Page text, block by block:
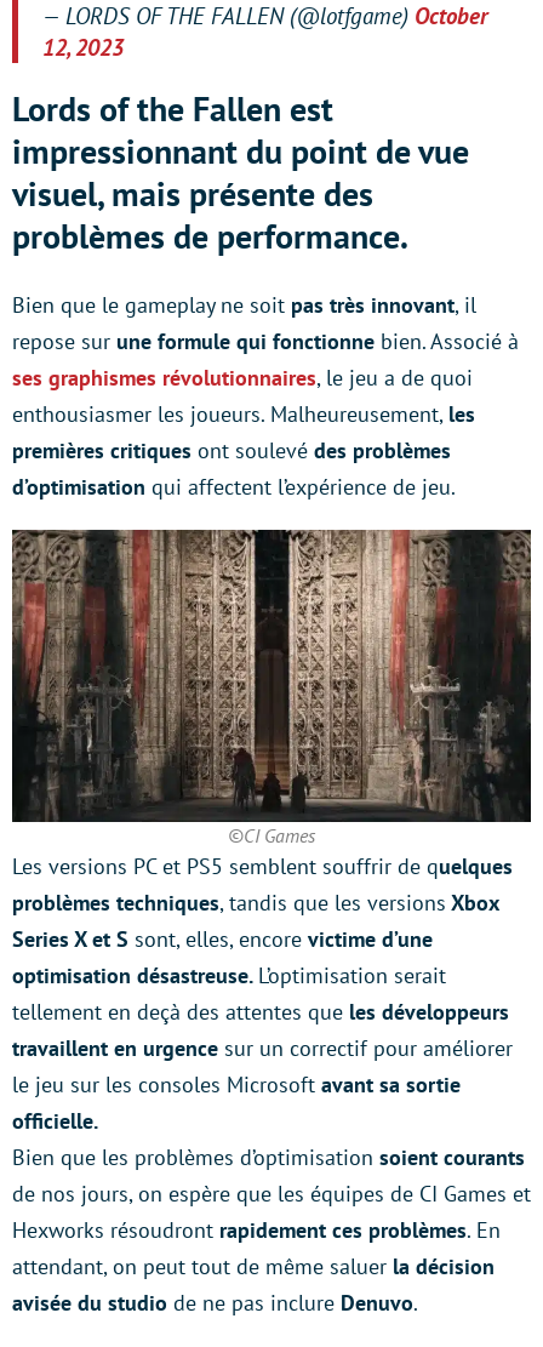
— LORDS OF THE FALLEN (@lotfgame) October
12, 2023
Lords of the Fallen est
impressionnant du point de vue
visuel, mais présente des
problèmes de performance.
Bien que le gameplay ne soit pas très innovant, il
repose sur une formule qui fonctionne bien. Associé à
ses graphismes révolutionnaires, le jeu a de quoi
enthousiasmer les joueurs. Malheureusement, les
premières critiques ont soulevé des problèmes
d’optimisation qui affectent l’expérience de jeu.
©CI Games
Les versions PC et PS5 semblent souffrir de quelques
problèmes techniques, tandis que les versions Xbox
Series X et S sont, elles, encore victime d’une
optimisation désastreuse. L’optimisation serait
tellement en deçà des attentes que les développeurs
travaillent en urgence sur un correctif pour améliorer
le jeu sur les consoles Microsoft avant sa sortie
officielle.
Bien que les problèmes d’optimisation soient courants
de nos jours, on espère que les équipes de CI Games et
Hexworks résoudront rapidement ces problèmes. En
attendant, on peut tout de même saluer la décision
avisée du studio de ne pas inclure Denuvo.